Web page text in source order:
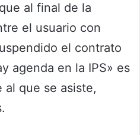
al final de la
el usuario con
el contrato
agenda en la IPS» es
al que se asiste,